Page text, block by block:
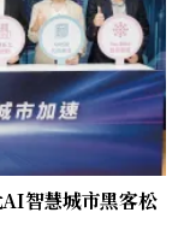
智慧城市黑客松